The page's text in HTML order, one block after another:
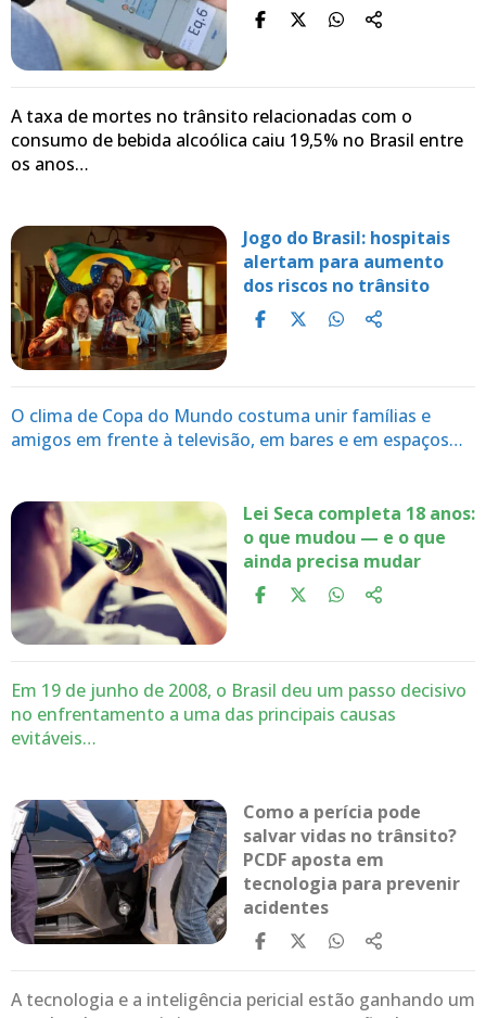
A taxa de mortes no trânsito relacionadas com o
consumo de bebida alcoólica caiu 19,5% no Brasil entre
os anos…
Jogo do Brasil: hospitais
alertam para aumento
dos riscos no trânsito
O clima de Copa do Mundo costuma unir famílias e
amigos em frente à televisão, em bares e em espaços…
Lei Seca completa 18 anos:
o que mudou — e o que
ainda precisa mudar
Em 19 de junho de 2008, o Brasil deu um passo decisivo
no enfrentamento a uma das principais causas
evitáveis…
Como a perícia pode
salvar vidas no trânsito?
PCDF aposta em
tecnologia para prevenir
acidentes
A tecnologia e a inteligência pericial estão ganhando um